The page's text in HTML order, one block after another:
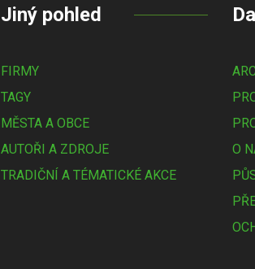
Jiný pohled
FIRMY
TAGY
MĚSTA A OBCE
AUTOŘI A ZDROJE
TRADIČNÍ A TÉMATICKÉ AKCE
O